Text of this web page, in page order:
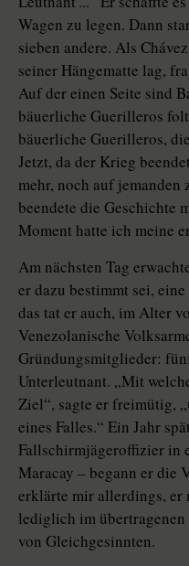
Wagen zu legen. Dann
sieben andere. Als
seiner Hängematte lag,
Auf der einen Seite sind
bäuerliche Guerilleros
bäuerliche Guerilleros,
Jetzt, da der Krieg
mehr, noch auf jemanden
beendete die Geschichte
Moment hatte ich meine
Am nächsten Tag
er dazu bestimmt sei,
das tat er auch, im Alter
Venezolanische
Gründungsmitglieder:
Unterleutnant. „Mit
Ziel“, sagte er freimütig,
eines Falles.“ Ein Jahr
Fallschirmjägeroffizier in
Maracay – begann er die
erklärte mir allerdings, er
lediglich im übertragenen
von Gleichgesinnten.